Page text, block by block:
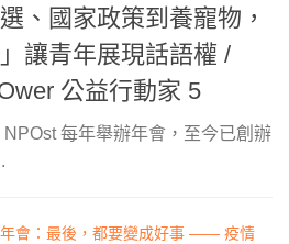
、國家政策到養寵物，
」讓青年展現話語權 /
公益行動家 5
NPOst 每年舉辦年會，至今已創辦
會：最後，都要變成好事 —— 疫情